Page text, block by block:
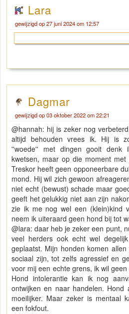
Lara
gewijzigd op 27 juni 2024 om 12:57
Dagmar
gewijzigd op 03 oktober 2022 om 22:21
@hannah: hij is zeker nog
altijd behouden vrees ik. Hij is
''woede'' met dingen gooit
kwetsen, maar op die moment
Treskor heeft geen opponeerbare
mond. Hij wil zich gewoon
niet echt (bewust) schade maar
geeft het gelukkig niet aan zijn
zie ik me nog wel een (klein)kind
neem ik uiteraard geen hond bij tot
@lara: daar heb je zeker een punt,
veel herders ook echt wel
geplaatst. Mijn honden komen
sociaal zijn, tot zelfs agressief en
voor mij een echte grens, ik wil
Hond intolerantie kan ik nog
ontwijken en naar handelen. Hond
moeilijker. Maar zeker is mentaal
een fokfout.